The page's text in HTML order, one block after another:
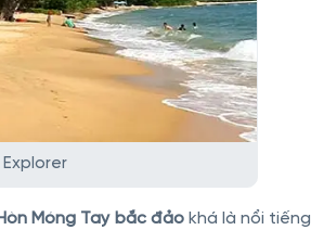
Explorer
Móng Tay bắc đảokhá là nổi tiếng